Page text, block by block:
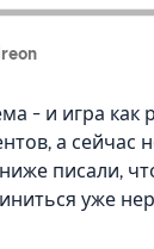
- и игра
а сейчас
писали,
уже